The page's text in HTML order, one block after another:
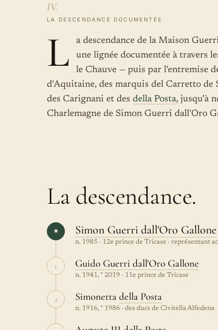
IV.
LA DESCENDANCE DOCUMENTÉE
L
a descendance de la Maison
une lignée documentée à travers
le Chauve — puis par l'entremise
d'Aquitaine, des marquis del Carretto de
des Carignani et des della Posta, jusqu'à
Charlemagne de Simon Guerri dall'Oro
La descendance.
★ Simon Guerri dall'Oro Gallone
n. 1985 · 12e prince de Tricase · représentant
1 Guido Guerri dall'Oro Gallone
n. 1941, † 2019 · 11e prince de Tricase
2 Simonetta della Posta
n. 1916, † 1986 · des ducs de Civitella Alfedena